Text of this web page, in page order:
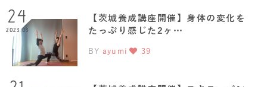
24
2023.03
【茨城養成講座開催】身体の変化を
たっぷり感じた2ヶ…
BY ayumi 39